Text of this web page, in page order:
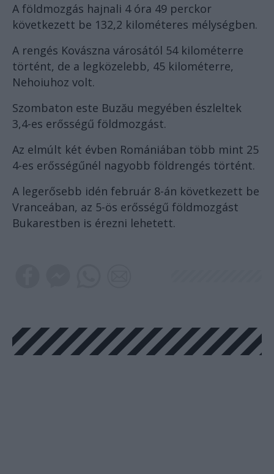
A földmozgás hajnali 4 óra 49 perckor
következett be 132,2 kilométeres mélységben.
A rengés Kovászna városától 54 kilométerre
történt, de a legközelebb, 45 kilométerre,
Nehoiuhoz volt.
Szombaton este Buzău megyében észleltek
3,4-es erősségű földmozgást.
Az elmúlt két évben Romániában több mint 25
4-es erősségűnél nagyobb földrengés történt.
A legerősebb idén február 8-án következett be
Vranceában, az 5-ös erősségű földmozgást
Bukarestben is érezni lehetett.